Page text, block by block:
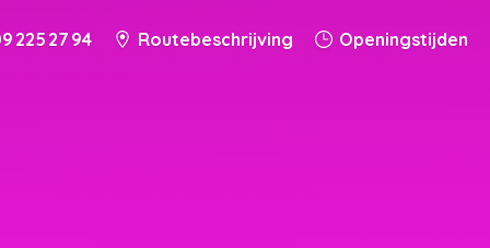
225 27 94 Routebeschrijving Openingstijden